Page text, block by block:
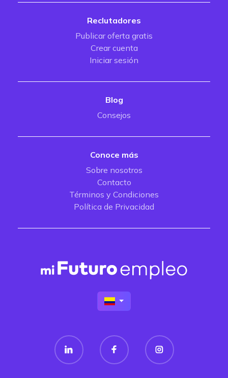
Reclutadores
Publicar oferta gratis
Crear cuenta
Iniciar sesión
Blog
Consejos
Conoce más
Sobre nosotros
Contacto
Términos y Condiciones
Política de Privacidad